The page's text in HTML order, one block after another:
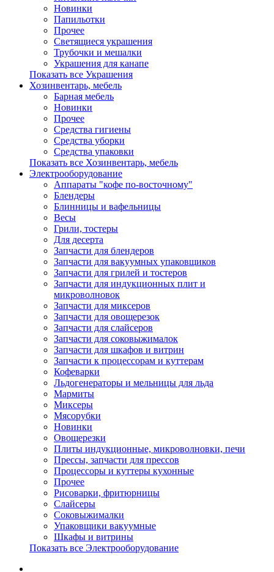
Новинки
Папильотки
Прочее
Светящиеся украшения
Трубочки и мешалки
Украшения для канапе
Показать все Украшения
Хозинвентарь, мебель
Барная мебель
Новинки
Прочее
Средства гигиены
Средства уборки
Средства упаковки
Показать все Хозинвентарь, мебель
Электрооборудование
Аппараты "кофе по-восточному"
Блендеры
Блинницы и вафельницы
Весы
Грили, тостеры
Для десерта
Запчасти для блендеров
Запчасти для вакуумных упаковщиков
Запчасти для грилей и тостеров
Запчасти для индукционных плит и
микроволновок
Запчасти для миксеров
Запчасти для овощерезок
Запчасти для слайсеров
Запчасти для соковыжималок
Запчасти для шкафов и витрин
Запчасти к процессорам и куттерам
Кофеварки
Льдогенераторы и мельницы для льда
Мармиты
Миксеры
Мясорубки
Новинки
Овощерезки
Плиты индукционные, микроволновки, печи
Прессы, запчасти для прессов
Процессоры и куттеры кухонные
Прочее
Рисоварки, фритюрницы
Слайсеры
Соковыжималки
Упаковщики вакуумные
Шкафы и витрины
Показать все Электрооборудование